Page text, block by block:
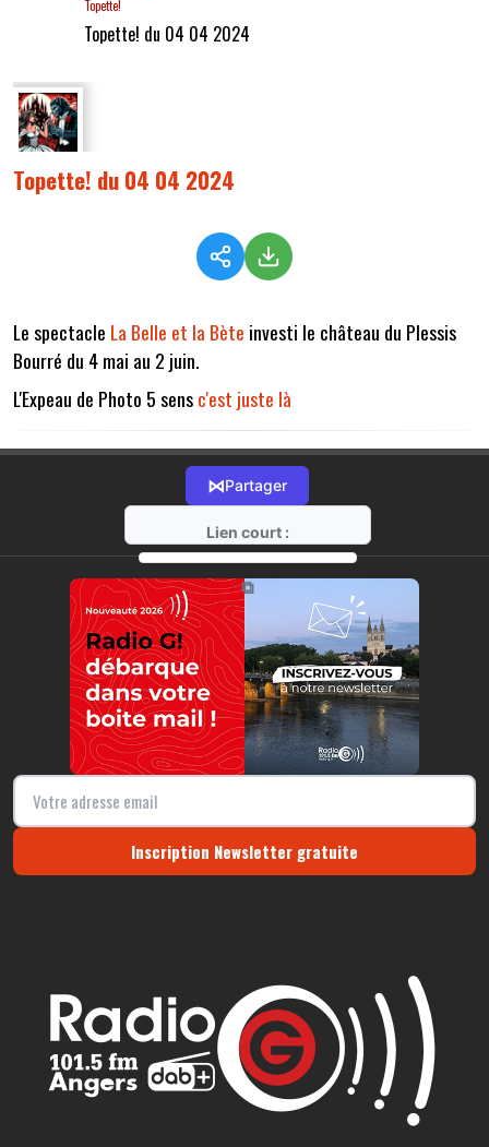
Topette!
Topette! du 04 04 2024
Topette! du 04 04 2024
Le spectacle La Belle et la Bète investi le château du Plessis
Bourré du 4 mai au 2 juin.
L'Expeau de Photo 5 sensc'est juste là
⋈Partager
Lien court :
https://radio-g.fr?14369
⧉
Inscription Newsletter gratuite